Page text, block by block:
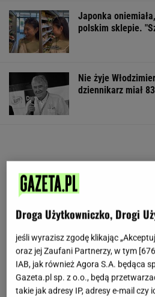
Japonka
polskim sklepie.
Nie żyje
dziennikarz miał
Droga Użytkowniczko, Drogi
jeśli wyrazisz zgodę klikając
oraz jej Zaufani Partnerzy, w tym [
IAB, jak również Agora S.A. będąca
Gazeta.pl sp. z o.o., będą
takie jak adresy IP, adresy e-mail czy